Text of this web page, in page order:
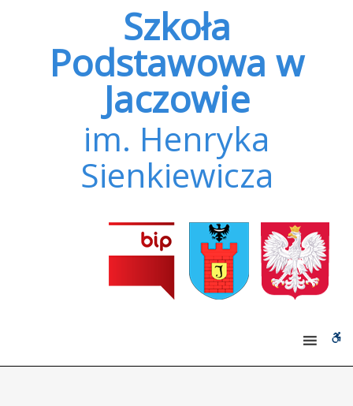
Szkoła
Podstawowa w
Jaczowie
im. Henryka
Sienkiewicza